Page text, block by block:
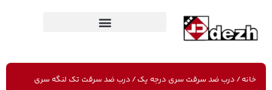
خانه/ درب ضد سرقت سری درجه یک/ درب ضد سرقت تک لنگه سری